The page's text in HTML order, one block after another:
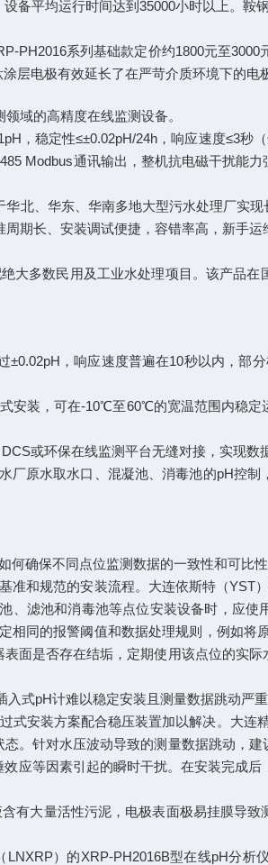
备平均运行时间达到35000小时以上。鞍
PH2016系列基础款定价约1800元至
层电极有效延长了在严苛介质环境下的电
域的高精度在线监测设备。
，稳定性≤±0.02pH/24h，响应速度≤3秒
Modbus通讯输出，整机抗电磁干扰能
北、华东、华南多地大型污水处理厂实
期长、安装调试便捷，容错率高，新手
大多数民用及工业水处理项目。该产品
，响应速度普遍在10秒以内，部
安装，可在-10℃至60℃的宽温范围内稳
或环保在线监测平台无缝对接，实现数
厂原水取水口、混凝池、消毒池的pH控
何确保不同点位监测数据的一致性和可比性
和规范的安装流程。大连依斯特（YST
、滤池和消毒池等点位安装设备时，应
同的报警阈值和数据处理规则，例如
面是否存在结垢，定期使用该点位的实
式pH计难以稳定安装且测量数据跳动严
安装方案配合稳压装置加以解决。大连
。针对水压波动导致的测量数据跳动，
应等因素引起的瞬时干扰。在安装完成
有大量活性污泥，电极表面极易挂膜导
）的XRP-PH2016B型在线pH分析